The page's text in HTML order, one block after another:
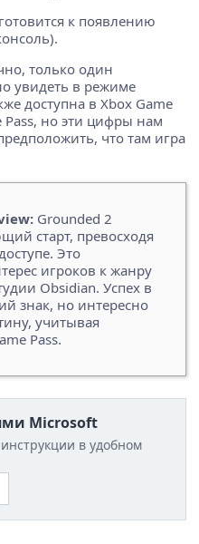
к появлению
только один
увидеть в режиме
доступна в Xbox Game
Pass, но эти цифры нам
что там игра
Grounded 2
старт, превосходя
Это
игроков к жанру
Obsidian. Успех в
знак, но интересно
учитывая
Pass.
Microsoft
в удобном